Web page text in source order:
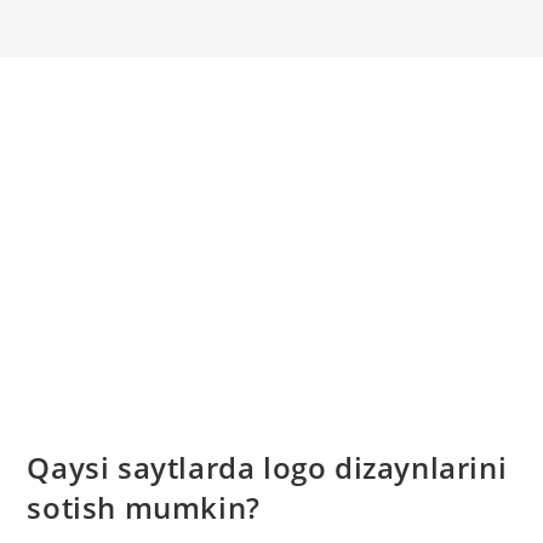
Qaysi saytlarda logo dizaynlarini
sotish mumkin?